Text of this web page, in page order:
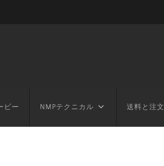
ビー NMPテクニカル 送料と注文